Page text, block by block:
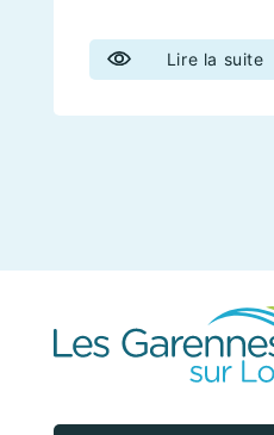
Lire la suite